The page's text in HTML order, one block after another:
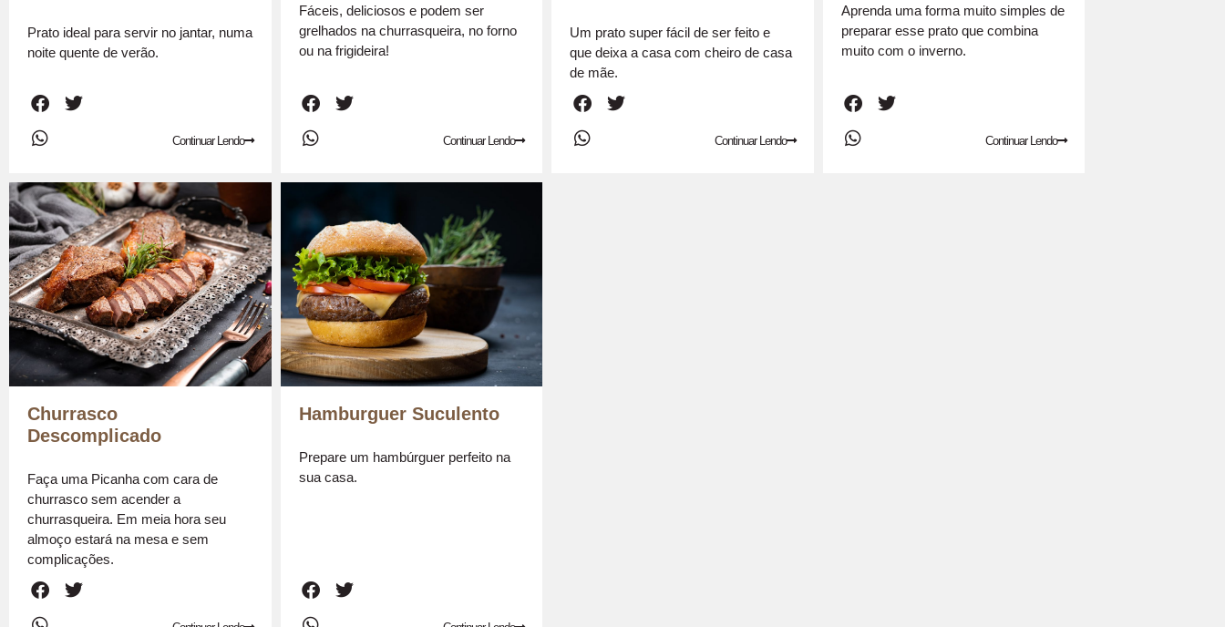
Prato ideal para servir no jantar, numa
noite quente de verão.
Continuar Lendo
Fáceis, deliciosos e podem ser
grelhados na churrasqueira, no forno
ou na frigideira!
Continuar Lendo
Um prato super fácil de ser feito e
que deixa a casa com cheiro de casa
de mãe.
Continuar Lendo
Aprenda uma forma muito simples de
preparar esse prato que combina
muito com o inverno.
Continuar Lendo
Churrasco
Descomplicado
Faça uma Picanha com cara de
churrasco sem acender a
churrasqueira. Em meia hora seu
almoço estará na mesa e sem
complicações.
Hamburguer Suculento
Prepare um hambúrguer perfeito na
sua casa.